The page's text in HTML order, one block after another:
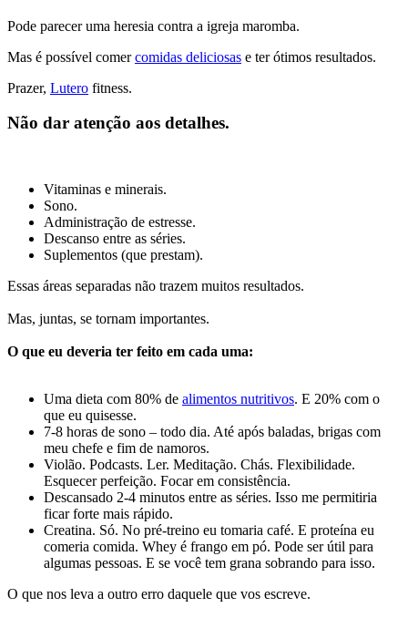
Pode parecer uma heresia contra a igreja maromba.
Mas é possível comercomidas deliciosas e ter ótimos resultados.
Prazer, Lutero fitness.
Não dar atenção aos detalhes.
Vitaminas e minerais.
Sono.
Administração de estresse.
Descanso entre as séries.
Suplementos (que prestam).
Essas áreas separadas não trazem muitos resultados.
Mas, juntas, se tornam importantes.
O que eu deveria ter feito em cada uma:
Uma dieta com 80% de alimentos nutritivos. E 20% com o
que eu quisesse.
7-8 horas de sono – todo dia. Até após baladas, brigas com
meu chefe e fim de namoros.
Violão. Podcasts. Ler. Meditação. Chás. Flexibilidade.
Esquecer perfeição. Focar em consistência.
Descansado 2-4 minutos entre as séries. Isso me permitiria
ficar forte mais rápido.
Creatina. Só. No pré-treino eu tomaria café. E proteína eu
comeria comida. Whey é frango em pó. Pode ser útil para
algumas pessoas. E se você tem grana sobrando para isso.
O que nos leva a outro erro daquele que vos escreve.